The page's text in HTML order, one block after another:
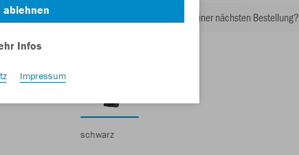
Lust auf 30% Rabatt bei Deiner nächsten Bestellung?
schwarz
ablehnen
Infos
Impressum